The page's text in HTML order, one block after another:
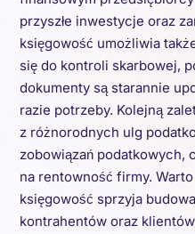
przyszłe inwestycje oraz
księgowość umożliwia
się do kontroli skarbowej,
dokumenty są starannie
razie potrzeby. Kolejną
z różnorodnych ulg
zobowiązań podatkowych,
na rentowność firmy.
księgowość sprzyja
kontrahentów oraz